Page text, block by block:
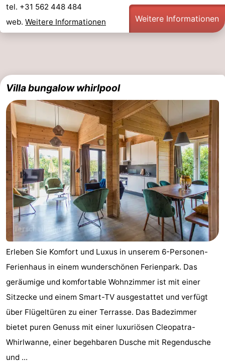
tel. +31 562 448 484
web. Weitere Informationen Weitere Informationen
Villa bungalow whirlpool
Erleben Sie Komfort und Luxus in unserem 6-Personen-
Ferienhaus in einem wunderschönen Ferienpark. Das
geräumige und komfortable Wohnzimmer ist mit einer
Sitzecke und einem Smart-TV ausgestattet und verfügt
über Flügeltüren zu einer Terrasse. Das Badezimmer
bietet puren Genuss mit einer luxuriösen Cleopatra-
Whirlwanne, einer begehbaren Dusche mit Regendusche
und ...